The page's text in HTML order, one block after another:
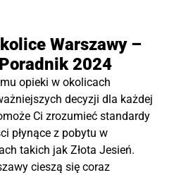
Warszawy –
2024
opieki w okolicach
decyzji dla każdej
Ci zrozumieć standardy
płynące z pobytu w
takich jak Złota Jesień.
cieszą się coraz